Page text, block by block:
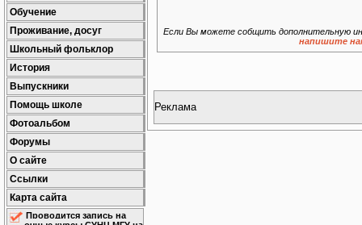
Обучение
Проживание, досуг
Школьный фольклор
История
Выпускники
Помощь школе
Фотоальбом
Форумы
О сайте
Ссылки
Карта сайта
Проводится запись на
Если Вы можете собщить дополнительную
напишите
Реклама